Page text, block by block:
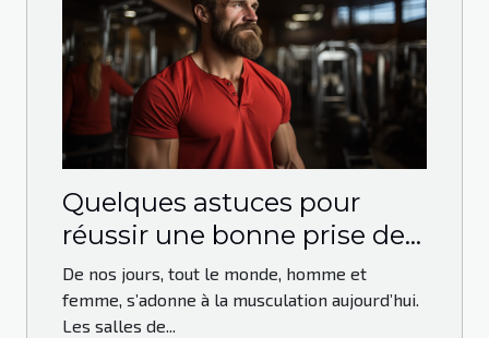
Quelques astuces pour
réussir une bonne prise de
masse en musculation
De nos jours, tout le monde, homme et
femme, s’adonne à la musculation aujourd’hui.
Les salles de...